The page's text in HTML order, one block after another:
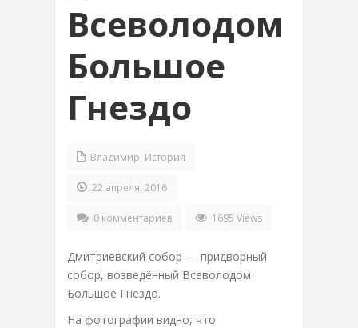
Всеволодом
Большое
Гнездо
Владимир, История
22 апреля, 2016
0 комментариев 1695 Views
Дмитриевский собор — придворный
собор, возведённый Всеволодом
Большое Гнездо.
На фотографии видно, что